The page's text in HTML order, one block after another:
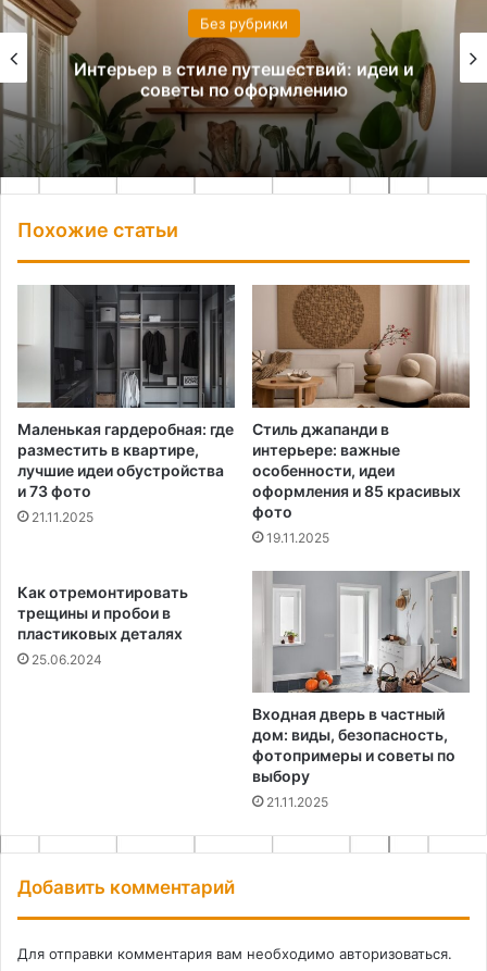
Без рубрики
Интерьер в стиле путешествий: идеи и
советы по оформлению
Похожие статьи
Маленькая гардеробная: где
разместить в квартире,
лучшие идеи обустройства
и 73 фото
21.11.2025
Стиль джапанди в
интерьере: важные
особенности, идеи
оформления и 85 красивых
фото
19.11.2025
Как отремонтировать
трещины и пробои в
пластиковых деталях
25.06.2024
Входная дверь в частный
дом: виды, безопасность,
фотопримеры и советы по
выбору
21.11.2025
Добавить комментарий
Для отправки комментария вам необходимо авторизоваться.